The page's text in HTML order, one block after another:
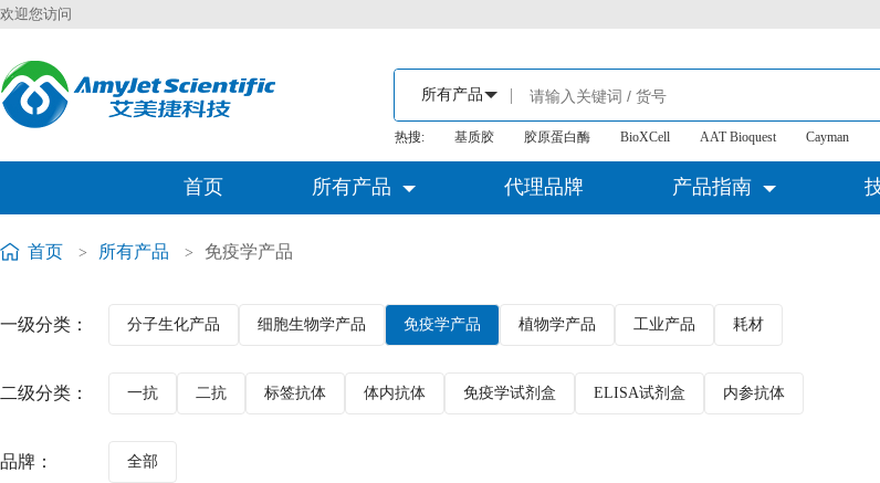
欢迎您访问
热搜: 基质胶 胶原蛋白酶 BioXCell AAT Bioquest Cayman
首页 所有产品 代理品牌 产品指南
首页 > 所有产品 > 免疫学产品
一级分类： 分子生化产品 细胞生物学产品 免疫学产品 植物学产品 工业产品 耗材
二级分类： 一抗 二抗 标签抗体 体内抗体 免疫学试剂盒 ELISA试剂盒 内参抗体
品牌： 全部